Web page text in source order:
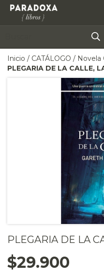
Inicio / CATÁLOGO / Novela
PLEGARIA DE LA CALLE,
PLEGARIA DE LA
$29.900